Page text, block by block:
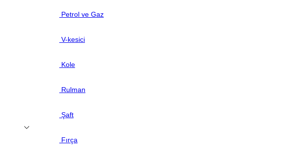
Petrol ve Gaz
V-kesici
Kole
Rulman
Şaft
Fırça